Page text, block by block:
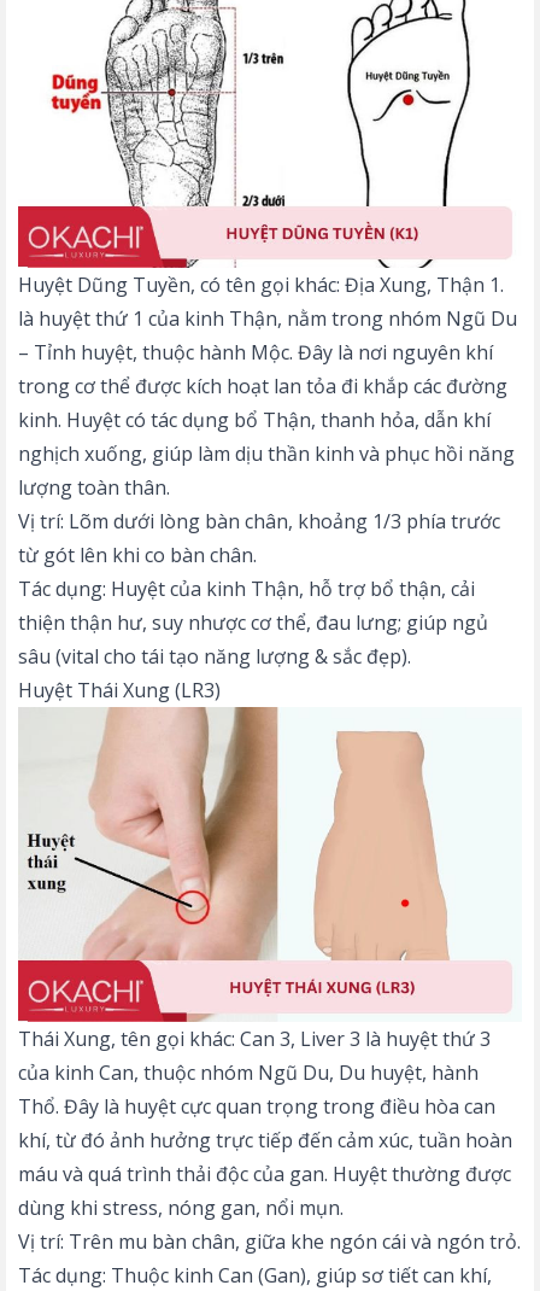
Huyệt Dũng Tuyền, có tên gọi khác: Địa Xung, Thận 1.
là huyệt thứ 1 của kinh Thận, nằm trong nhóm Ngũ Du
– Tỉnh huyệt, thuộc hành Mộc. Đây là nơi nguyên khí
trong cơ thể được kích hoạt lan tỏa đi khắp các đường
kinh. Huyệt có tác dụng bổ Thận, thanh hỏa, dẫn khí
nghịch xuống, giúp làm dịu thần kinh và phục hồi năng
lượng toàn thân.
Vị trí: Lõm dưới lòng bàn chân, khoảng 1/3 phía trước
từ gót lên khi co bàn chân.
Tác dụng: Huyệt của kinh Thận, hỗ trợ bổ thận, cải
thiện thận hư, suy nhược cơ thể, đau lưng; giúp ngủ
sâu (vital cho tái tạo năng lượng & sắc đẹp).
Huyệt Thái Xung (LR3)
Thái Xung, tên gọi khác: Can 3, Liver 3 là huyệt thứ 3
của kinh Can, thuộc nhóm Ngũ Du, Du huyệt, hành
Thổ. Đây là huyệt cực quan trọng trong điều hòa can
khí, từ đó ảnh hưởng trực tiếp đến cảm xúc, tuần hoàn
máu và quá trình thải độc của gan. Huyệt thường được
dùng khi stress, nóng gan, nổi mụn.
Vị trí: Trên mu bàn chân, giữa khe ngón cái và ngón trỏ.
Tác dụng: Thuộc kinh Can (Gan), giúp sơ tiết can khí,